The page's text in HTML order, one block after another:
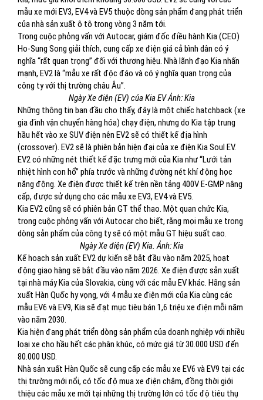
mẫu xe mới EV3, EV4 và EV5 thuộc dòng sản phẩm đang phát triển
của nhà sản xuất ô tô trong vòng 3 năm tới.
Trong cuộc phỏng vấn với Autocar, giám đốc điều hành Kia (CEO)
Ho-Sung Song giải thích, cung cấp xe điện giá cả bình dân có ý
nghĩa “rất quan trọng” đối với thương hiệu. Nhà lãnh đạo Kia nhấn
mạnh, EV2 là “mẫu xe rất độc đáo và có ý nghĩa quan trọng của
công ty với thị trường châu Âu”.
Ngày Xe điện (EV) của Kia EV Ảnh: Kia
Những thông tin ban đầu cho thấy, đây là một chiếc hatchback (xe
gia đình vận chuyển hàng hóa) chạy điện, nhưng do Kia tập trung
hầu hết vào xe SUV điện nên EV2 sẽ có thiết kế địa hình
(crossover). EV2 sẽ là phiên bản hiện đại của xe điện Kia Soul EV.
EV2 có những nét thiết kế đặc trưng mới của Kia như “Lưới tản
nhiệt hình con hổ” phía trước và những đường nét khí động học
năng động. Xe điện được thiết kế trên nền tảng 400V E-GMP nâng
cấp, được sử dụng cho các mẫu xe EV3, EV4 và EV5.
Kia EV2 cũng sẽ có phiên bản GT thể thao. Một quan chức Kia,
trong cuộc phỏng vấn với Autocar cho biết, rằng mọi mẫu xe trong
dòng sản phẩm của công ty sẽ có một mẫu GT hiệu suất cao.
Ngày Xe điện (EV) Kia. Ảnh: Kia
Kế hoạch sản xuất EV2 dự kiến ​​sẽ bắt đầu vào năm 2025, hoạt
động giao hàng sẽ bắt đầu vào năm 2026. Xe điện được sản xuất
tại nhà máy Kia của Slovakia, cùng với các mẫu EV khác. Hãng sản
xuất Hàn Quốc hy vọng, với 4 mẫu xe điện mới của Kia cùng các
mẫu EV6 và EV9, Kia sẽ đạt mục tiêu bán 1,6 triệu xe điện mỗi năm
vào năm 2030.
Kia hiện đang phát triển dòng sản phẩm của doanh nghiệp với nhiều
loại xe cho hầu hết các phân khúc, có mức giá từ 30.000 USD đến
80.000 USD.
Nhà sản xuất Hàn Quốc sẽ cung cấp các mẫu xe EV6 và EV9 tại các
thị trường mới nổi, có tốc độ mua xe điện chậm, đồng thời giới
thiệu các mẫu xe mới tại những thị trường lớn có tốc độ tiêu thụ